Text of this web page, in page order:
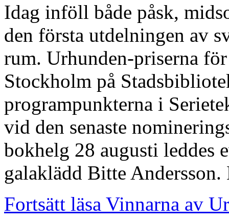
Idag inföll både påsk,
den första utdelningen av
rum. Urhunden-priserna
Stockholm på
programpunkterna i
vid den senaste
bokhelg 28 augusti leddes
galaklädd Bitte
Fortsätt läsa Vinnarna av